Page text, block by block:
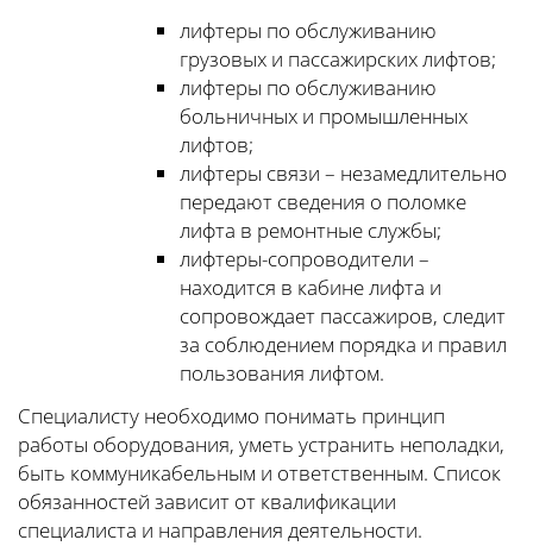
лифтеры по обслуживанию
грузовых и пассажирских лифтов;
лифтеры по обслуживанию
больничных и промышленных
лифтов;
лифтеры связи – незамедлительно
передают сведения о поломке
лифта в ремонтные службы;
лифтеры-сопроводители –
находится в кабине лифта и
сопровождает пассажиров, следит
за соблюдением порядка и правил
пользования лифтом.
Специалисту необходимо понимать принцип
работы оборудования, уметь устранить неполадки,
быть коммуникабельным и ответственным. Список
обязанностей зависит от квалификации
специалиста и направления деятельности.